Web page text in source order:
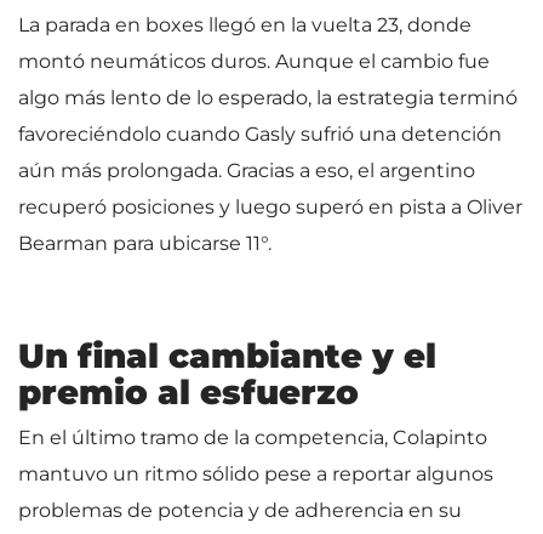
La parada en boxes llegó en la vuelta 23, donde
montó neumáticos duros. Aunque el cambio fue
algo más lento de lo esperado, la estrategia terminó
favoreciéndolo cuando Gasly sufrió una detención
aún más prolongada. Gracias a eso, el argentino
recuperó posiciones y luego superó en pista a Oliver
Bearman para ubicarse 11°.
Un final cambiante y el
premio al esfuerzo
En el último tramo de la competencia, Colapinto
mantuvo un ritmo sólido pese a reportar algunos
problemas de potencia y de adherencia en su